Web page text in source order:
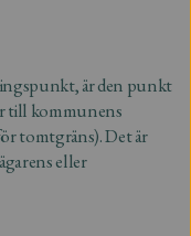
är den punkt
till kommunens
tomtgräns). Det är
eller